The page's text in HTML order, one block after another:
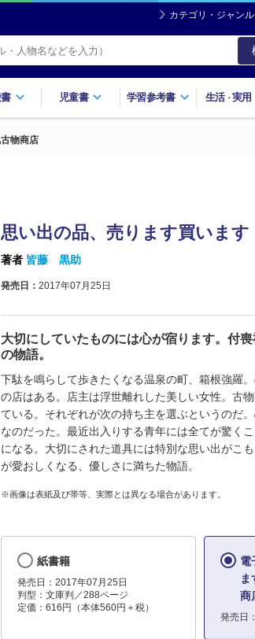
カテゴリ・ジャン
児童書 学習参考書 生活・実用
物商店
思い出の品、売ります買いま
著者 皆藤 黒助
発売日： 2017年07月25日
大切にしていたものには心が宿ります。付
の物語。
下駄を鳴らして歩きたくなる温泉の町、箱根強羅
の店はある。店主は浮世離れした美しい女性。古
ている。それぞれが次の持ち主を選ぶというのだ
なのだった。最近出入りする青年には全てが驚く
になる。大切にされた道具には特別な思い出がこ
が愛おしくなる、優しさに満ちた物語。
※画像は表紙及び帯等、実際とは異なる場合があります。
紙書籍
発売日：2017年07月25日
判型：文庫判／288ページ
定価：616円（本体560円＋税）
電
商
発売日